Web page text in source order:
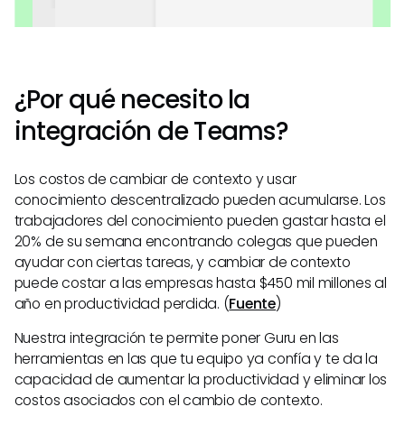
¿Por qué necesito la
integración de Teams?
Los costos de cambiar de contexto y usar
conocimiento descentralizado pueden acumularse. Los
trabajadores del conocimiento pueden gastar hasta el
20% de su semana encontrando colegas que pueden
ayudar con ciertas tareas, y cambiar de contexto
puede costar a las empresas hasta $450 mil millones al
año en productividad perdida. (Fuente)
Nuestra integración te permite poner Guru en las
herramientas en las que tu equipo ya confía y te da la
capacidad de aumentar la productividad y eliminar los
costos asociados con el cambio de contexto.